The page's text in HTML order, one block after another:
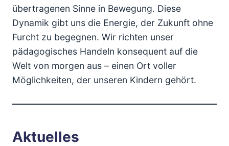
übertragenen Sinne in Bewegung. Diese
Dynamik gibt uns die Energie, der Zukunft ohne
Furcht zu begegnen. Wir richten unser
pädagogisches Handeln konsequent auf die
Welt von morgen aus – einen Ort voller
Möglichkeiten, der unseren Kindern gehört.
Aktuelles